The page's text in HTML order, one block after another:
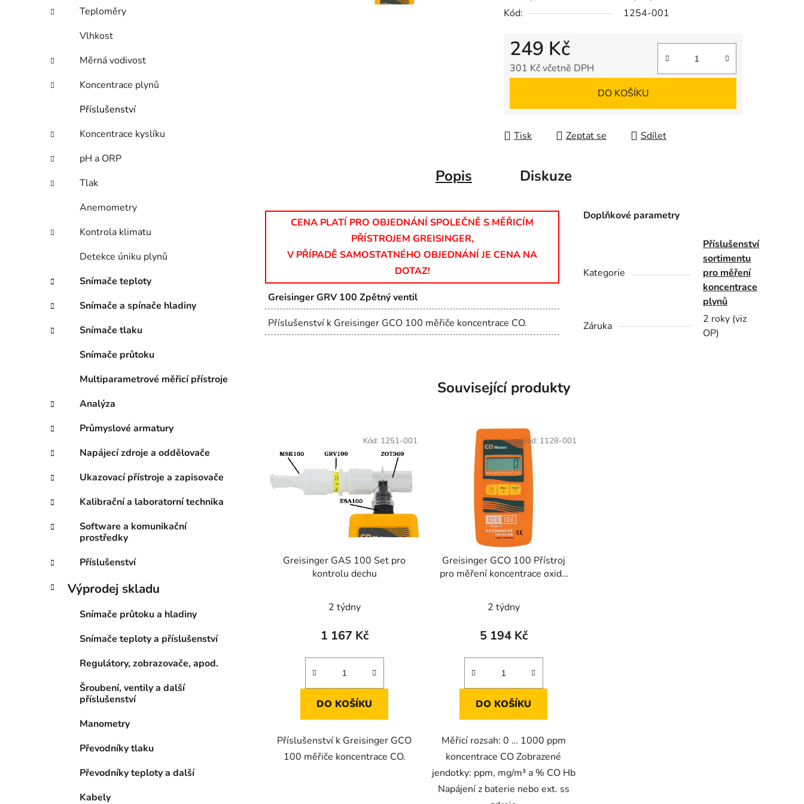
í
n
e
l
Teploměry
Vlhkost
Měrná vodivost
Koncentrace plynů
Příslušenství
Koncentrace kyslíku
pH a ORP
Tlak
Anemometry
Kontrola klimatu
Detekce úniku plynů
Snímače teploty
Snímače a spínače hladiny
Snímače tlaku
Snímače průtoku
Multiparametrové měřicí přístroje
Analýza
Průmyslové armatury
Napájecí zdroje a oddělovače
Ukazovací přístroje a zapisovače
Kalibrační a laboratorní technika
Software a komunikační
prostředky
Příslušenství
Výprodej skladu
Snímače průtoku a hladiny
Snímače teploty a příslušenství
Regulátory, zobrazovače, apod.
Šroubení, ventily a další
příslušenství
Manometry
Převodníky tlaku
Převodníky teploty a další
Kabely
0,0
hvězdiček.
Kód:
1254-001
249 Kč
301 Kč včetně DPH
DO KOŠÍKU
Tisk Zeptat se Sdílet
Popis Diskuze
CENA PLATÍ PRO OBJEDNÁNÍ SPOLEČNĚ S MĚŘICÍM
PŘÍSTROJEM GREISINGER,
V PŘÍPADĚ SAMOSTATNÉHO OBJEDNÁNÍ JE CENA NA
DOTAZ!
Greisinger GRV 100 Zpětný ventil
Příslušenství k Greisinger GCO 100 měřiče koncentrace CO.
Doplňkové parametry
Kategorie
Příslušenství
sortimentu
pro měření
koncentrace
plynů
Záruka
2 roky (viz
OP)
Související produkty
Greisinger GAS 100 Set pro
kontrolu dechu
2 týdny
1 167 Kč
DO KOŠÍKU
Příslušenství k Greisinger GCO
100 měřiče koncentrace CO.
Kód: 1251-001
Greisinger GCO 100 Přístroj
pro měření koncentrace oxidu
hodnocení
produktu
3,0
z
hvězdiček.
2 týdny
5 194 Kč
DO KOŠÍKU
Měřicí rozsah: 0 … 1000 ppm
koncentrace CO Zobrazené
jendotky: ppm, mg/m³ a % CO Hb
Napájení z baterie nebo ext. ss
Kód: 1128-001